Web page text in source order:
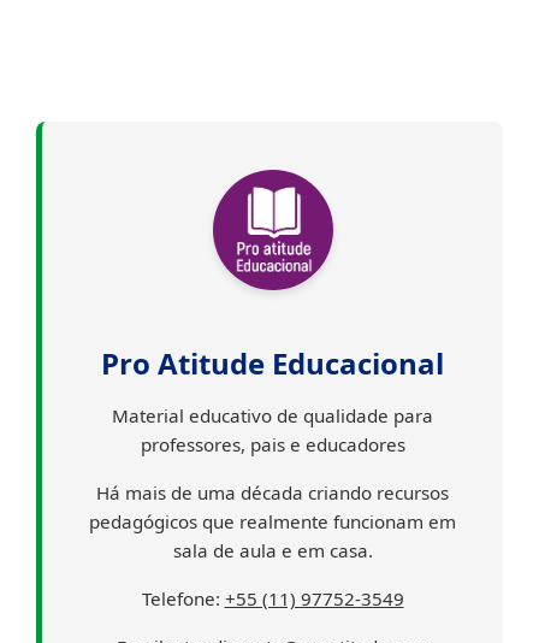
Pro Atitude Educacional
Material educativo de qualidade para
professores, pais e educadores
Há mais de uma década criando recursos
pedagógicos que realmente funcionam em
sala de aula e em casa.
Telefone: +55 (11) 97752-3549